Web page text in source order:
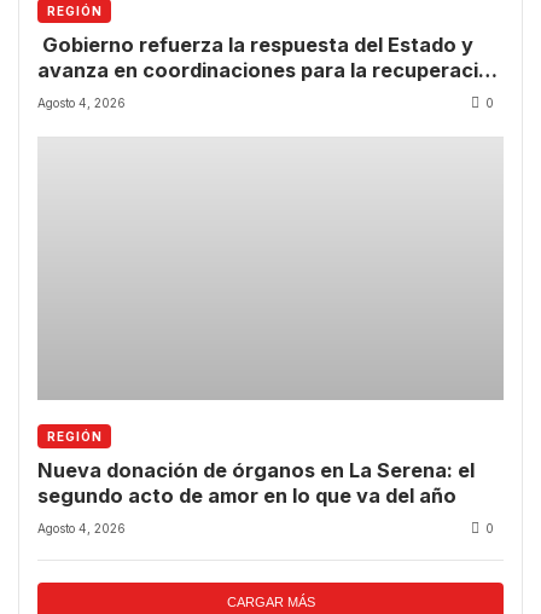
REGIÓN
Gobierno refuerza la respuesta del Estado y
avanza en coordinaciones para la recuperación
de la Región de Coquimbo.
Agosto 4, 2026 0
REGIÓN
Nueva donación de órganos en La Serena: el
segundo acto de amor en lo que va del año
Agosto 4, 2026 0
CARGAR MÁS